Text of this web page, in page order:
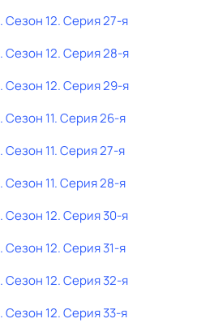
. Сезон 12. Серия 27-я
. Сезон 12. Серия 28-я
. Сезон 12. Серия 29-я
. Сезон 11. Серия 26-я
. Сезон 11. Серия 27-я
. Сезон 11. Серия 28-я
. Сезон 12. Серия 30-я
. Сезон 12. Серия 31-я
. Сезон 12. Серия 32-я
. Сезон 12. Серия 33-я